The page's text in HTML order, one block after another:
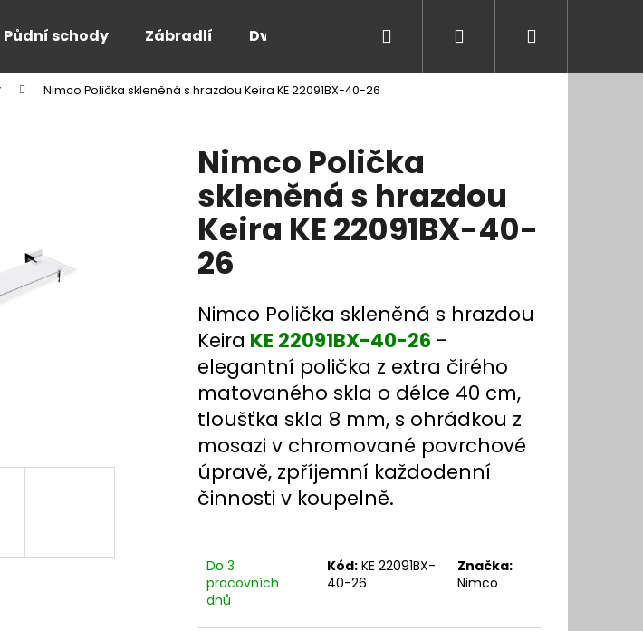
Půdní schody Zábradlí Dveře a zárubně Kontakt Blog
Přihlášení
Nimco Polička skleněná s hrazdou Keira KE 22091BX-40-26
Nimco Polička
skleněná s hrazdou
Keira KE 22091BX-40-
26
Nimco Polička skleněná s hrazdou
Keira KE 22091BX-40-26 -
elegantní polička z extra čirého
matovaného skla o délce 40 cm,
tloušťka skla 8 mm, s ohrádkou z
mosazi v chromované povrchové
úpravě, zpříjemní každodenní
činnosti v koupelně.
Do 3
pracovních
dnů
Kód: KE 22091BX-
40-26
Značka:
Nimco
najít?